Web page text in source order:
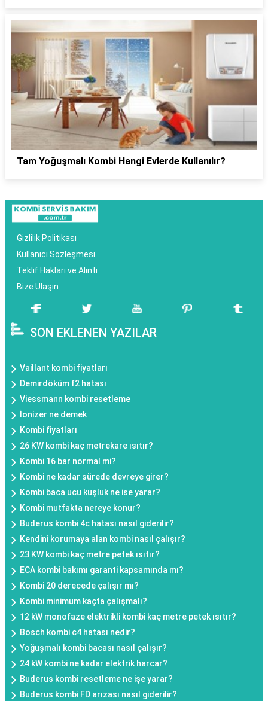
Tam Yoğuşmalı Kombi Hangi Evlerde Kullanılır?
Gizlilik Politikası
Kullanıcı Sözleşmesi
Teklif Hakları ve Alıntı
Bize Ulaşın
SON EKLENEN YAZILAR
Vaillant kombi fiyatları
Demirdöküm f2 hatası
Viessmann kombi resetleme
İonizer ne demek
Kombi fiyatları
26 KW kombi kaç metrekare ısıtır?
Kombi 16 bar normal mi?
Kombi ne kadar sürede devreye girer?
Kombi baca ucu kuşluk ne ise yarar?
Kombi mutfakta nereye konur?
Buderus kombi 4c hatası nasıl giderilir?
Kendini korumaya alan kombi nasıl çalışır?
23 KW kombi kaç metre petek ısıtır?
ECA kombi bakımı garanti kapsamında mı?
Kombi 20 derecede çalışır mı?
Kombi minimum kaçta çalışmalı?
12 kW monofaze elektrikli kombi kaç metre petek ısıtır?
Bosch kombi c4 hatası nedir?
Yoğuşmalı kombi bacası nasıl çalışır?
24 kW kombi ne kadar elektrik harcar?
Buderus kombi resetleme ne işe yarar?
Buderus kombi FD arızası nasıl giderilir?